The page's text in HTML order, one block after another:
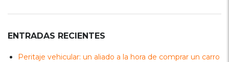
ENTRADAS RECIENTES
Peritaje vehicular: un aliado a la hora de comprar un carro